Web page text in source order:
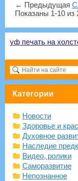
← Предыдущая
Показаны 1-10 из
уф печать на
Категории
Новости
Здоровье и
Духовное
Наследие
Видео, ролики
Саморазвитие
Непознанное